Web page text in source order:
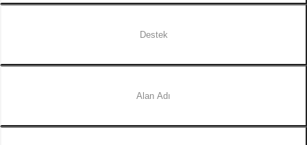
Destek
Alan Adı